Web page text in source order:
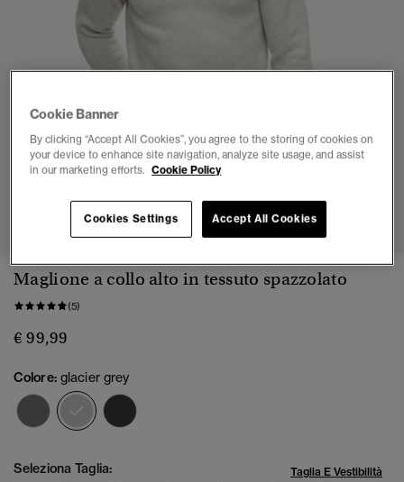
1 2 3 4 5 6
Maglione a collo alto in tessuto spazzolato
(5)
€ 99,99
Colore: glacier grey
selezionato
Seleziona Taglia: Taglia E Vestibilità
Cookie Banner
By clicking “Accept All Cookies”, you agree to the storing of cookies on
your device to enhance site navigation, analyze site usage, and assist
in our marketing efforts. Cookie Policy
Cookies Settings Accept All Cookies